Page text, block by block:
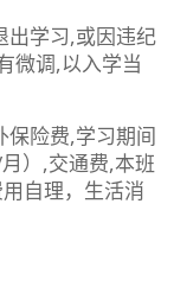
出学习,或因违纪
微调,以入学当
保险费,学习期间
）,交通费,本班
自理，生活消